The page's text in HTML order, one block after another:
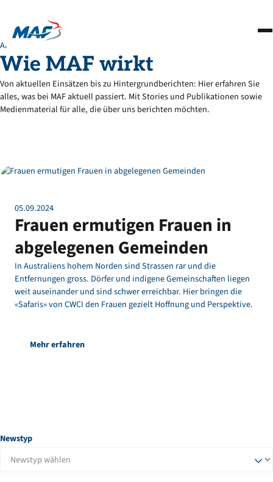
Partnerschaften
Über uns
Kontakt
Jetzt spenden
Aktuelles
Wie MAF wirkt
Von aktuellen Einsätzen bis zu Hintergrundberichten: Hier erfahren Sie
alles, was bei MAF aktuell passiert. Mit Stories und Publikationen sowie
Medienmaterial für alle, die über uns berichten möchten.
05.09.2024
Frauen ermutigen Frauen in
abgelegenen Gemeinden
In Australiens hohem Norden sind Strassen rar und die
Entfernungen gross. Dörfer und indigene Gemeinschaften liegen
weit auseinander und sind schwer erreichbar. Hier bringen die
«Safaris» von CWCI den Frauen gezielt Hoffnung und Perspektive.
Mehr erfahren
Newstyp